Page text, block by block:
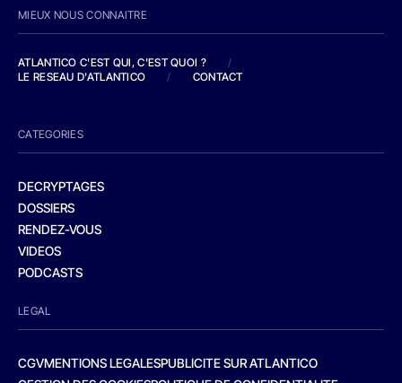
MIEUX NOUS CONNAITRE
ATLANTICO C'EST QUI, C'EST QUOI ?
/
LE RESEAU D'ATLANTICO
/ CONTACT
CATEGORIES
DECRYPTAGES
DOSSIERS
RENDEZ-VOUS
VIDEOS
PODCASTS
LEGAL
CGVMENTIONS LEGALESPUBLICITE SUR ATLANTICO